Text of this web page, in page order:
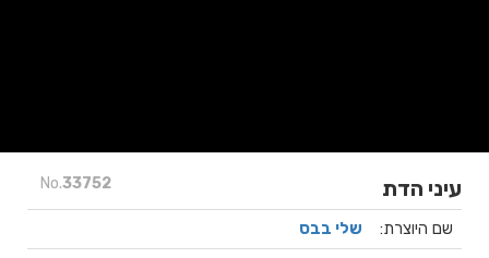
No.33752 עיני הדת
שם היוצרת: שלי בבס